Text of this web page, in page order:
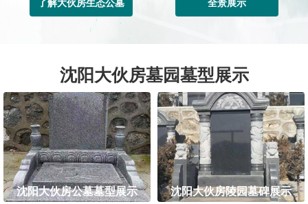
沈阳大伙房墓园墓型展示
沈阳大伙房公墓墓型展示 沈阳大伙房陵园墓碑展示